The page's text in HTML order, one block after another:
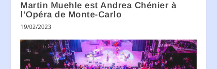
Martin Muehle est Andrea Chénier à
l’Opéra de Monte-Carlo
19/02/2023